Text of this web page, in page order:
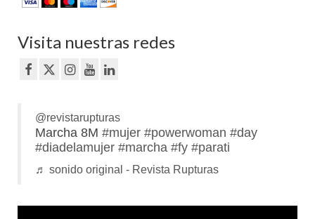
Visita nuestras redes
@revistarupturas
Marcha 8M #mujer #powerwoman #day
#diadelamujer #marcha #fy #parati
♬ sonido original - Revista Rupturas